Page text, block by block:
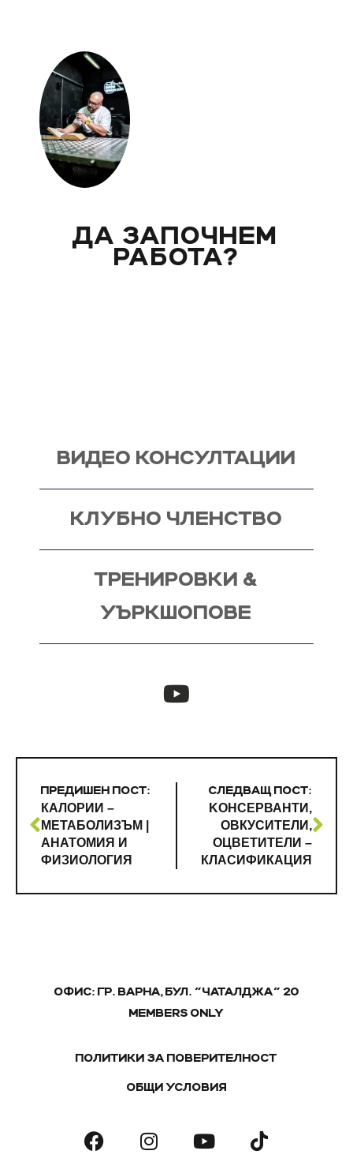
ДА ЗАПОЧНЕМ
РАБОТА?
ВИДЕО КОНСУЛТАЦИИ
КЛУБНО ЧЛЕНСТВО
ТРЕНИРОВКИ &
УЪРКШОПОВЕ
ПРЕДИШЕН ПОСТ:
КАЛОРИИ –
МЕТАБОЛИЗЪМ |
АНАТОМИЯ И
ФИЗИОЛОГИЯ
СЛЕДВАЩ ПОСТ:
KОНСЕРВАНТИ,
ОВКУСИТЕЛИ,
ОЦВЕТИТЕЛИ –
КЛАСИФИКАЦИЯ
ОФИС: ГР. ВАРНА, БУЛ. "ЧАТАЛДЖА" 20
MEMBERS ONLY
ПОЛИТИКИ ЗА ПОВЕРИТЕЛНОСТ
ОБЩИ УСЛОВИЯ